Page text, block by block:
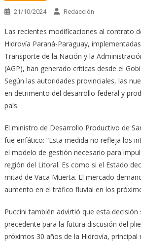
21/10/2024 Redacción
Las recientes modificaciones al contrato
Hidrovía Paraná-Paraguay,
Transporte de la Nación y la
(AGP), han generado críticas desde el
Según las autoridades provinciales, las
en detrimento del desarrollo federal y
país.
El ministro de Desarrollo Productivo de
fue enfático: “Esta medida no refleja los
el modelo de gestión necesario para
región del Litoral. Es como si el Estado
mitad de Vaca Muerta. El mercado
aumento en el tráfico fluvial en los
Puccini también advirtió que esta decisión
precedente para la futura discusión del
próximos 30 años de la Hidrovía,